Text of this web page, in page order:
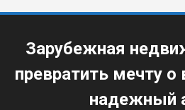
Зарубежная
превратить мечту о
надежный